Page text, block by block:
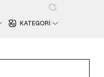
KATEGORI